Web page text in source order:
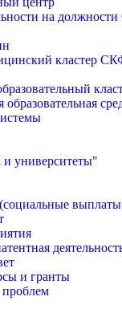
на
кластер
университеты"
и гранты